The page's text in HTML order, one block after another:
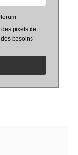
des pixels de
besoins